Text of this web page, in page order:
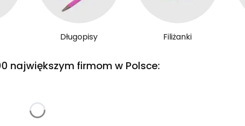
Długopisy Filiżanki
największym firmom w Polsce: